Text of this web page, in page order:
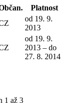
Platnost
od 19. 9.
2013
od 19. 9.
2013 – do
27. 8. 2014
1 až 3